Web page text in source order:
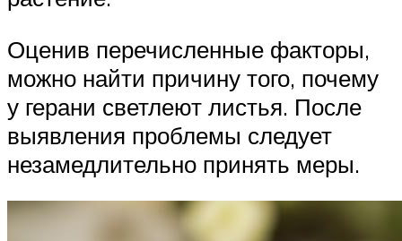
Оценив перечисленные факторы,
можно найти причину того, почему
у герани светлеют листья. После
выявления проблемы следует
незамедлительно принять меры.